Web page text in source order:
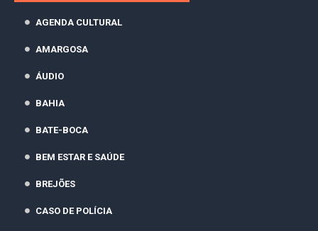
AGENDA CULTURAL
AMARGOSA
ÁUDIO
BAHIA
BATE-BOCA
BEM ESTAR E SAÚDE
BREJÕES
CASO DE POLÍCIA